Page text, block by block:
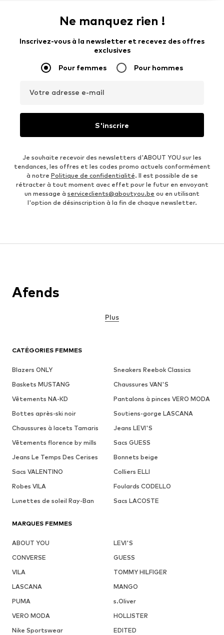
Ne manquez rien !
Inscrivez-vous à la newsletter et recevez des offres
exclusives
Pour femmes Pour hommes
Votre adresse e-mail
S'inscrire
Je souhaite recevoir des newsletters d'ABOUT YOU sur les
tendances, les offres et les codes promo actuels conformément
à notre Politique de confidentialité. Il est possible de se
rétracter à tout moment avec effet pour le futur en envoyant
un message à serviceclients@aboutyou.be ou en utilisant
l'option de désinscription à la fin de chaque newsletter.
CATÉGORIES FEMMES
Blazers ONLY
Sneakers Reebok Classics
Baskets MUSTANG
Chaussures VAN'S
Vêtements NA-KD
Pantalons à pinces VERO MODA
Bottes après-ski noir
Soutiens-gorge LASCANA
Chaussures à lacets Tamaris
Jeans LEVI'S
Vêtements florence by mills
Sacs GUESS
Jeans Le Temps Des Cerises
Bonnets beige
Sacs VALENTINO
Colliers ELLI
Robes VILA
Foulards CODELLO
Lunettes de soleil Ray-Ban
Sacs LACOSTE
MARQUES FEMMES
ABOUT YOU
LEVI'S
CONVERSE
GUESS
VILA
TOMMY HILFIGER
LASCANA
MANGO
PUMA
s.Oliver
VERO MODA
HOLLISTER
Nike Sportswear
EDITED
Afends
Plus